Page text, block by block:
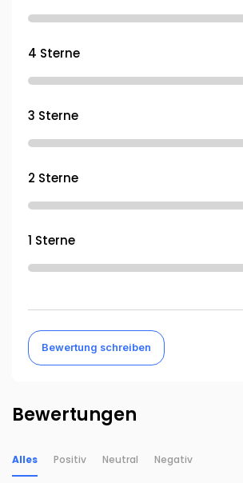
4 Sterne
3 Sterne
2 Sterne
1 Sterne
Bewertung schreiben
Bewertungen
Alles Positiv Neutral Negativ